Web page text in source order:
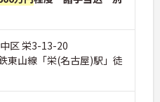
祝い金などを提供
と生活を多角的
の保育手当や、
充実しており、ご
区 栄3-13-20
東山線「栄(名古屋)駅」徒